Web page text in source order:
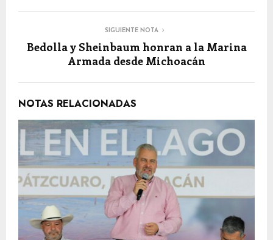
SIGUIENTE NOTA
Bedolla y Sheinbaum honran a la Marina
Armada desde Michoacán
NOTAS RELACIONADAS